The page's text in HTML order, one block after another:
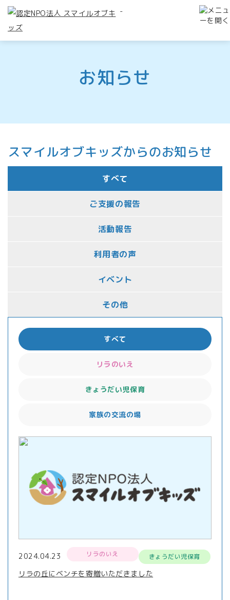
-
お知らせ
スマイルオブキッズからのお知らせ
すべて
ご支援の報告
活動報告
利用者の声
イベント
その他
すべて
リラのいえ
きょうだい児保育
家族の交流の場
2024.04.23 リラのいえ きょうだい児保育
リラの丘にベンチを寄贈いただきました